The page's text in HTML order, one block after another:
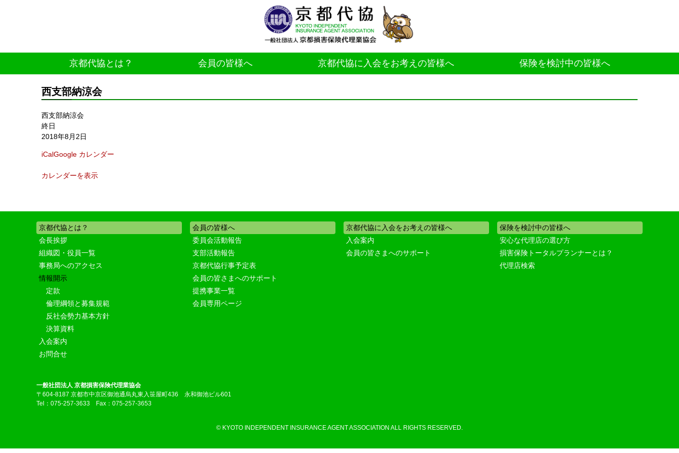
京都代協とは？ 会員の皆様へ 京都代協に入会をお考えの皆様へ 保険を検討中の皆様へ
西支部納涼会
西支部納涼会
終日
2018年8月2日
iCalGoogle カレンダー
カレンダーを表示
京都代協とは？
会長挨拶
組織図・役員一覧
事務局へのアクセス
情報開示
定款
倫理綱領と募集規範
反社会勢力基本方針
決算資料
入会案内
お問合せ
会員の皆様へ
委員会活動報告
支部活動報告
京都代協行事予定表
会員の皆さまへのサポート
提携事業一覧
会員専用ページ
京都代協に入会をお考えの皆様へ
入会案内
会員の皆さまへのサポート
保険を検討中の皆様へ
安心な代理店の選び方
損害保険トータルプランナーとは？
代理店検索
一般社団法人 京都損害保険代理業協会
〒604-8187 京都市中京区御池通烏丸東入笹屋町436 永和御池ビル601
Tel：075-257-3633 Fax：075-257-3653
© KYOTO INDEPENDENT INSURANCE AGENT ASSOCIATION ALL RIGHTS RESERVED.